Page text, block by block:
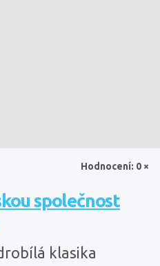
Hodnocení: 0 ×
společnost
klasika